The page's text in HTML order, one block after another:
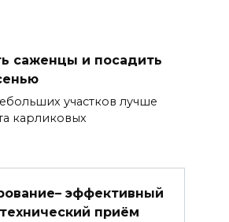
саженцы и посадить
участков лучше
карликовых
эффективный
приём